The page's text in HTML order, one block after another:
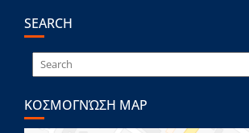
SEARCH
ΚΟΣΜΟΓΝΏΣΗ MAP